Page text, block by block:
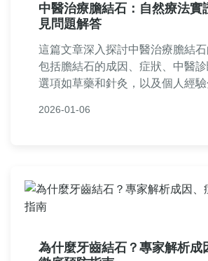
中醫治療膽結石：自然療法實
見問題解答
這篇文章深入探討中醫治療膽結石
包括膽結石的成因、症狀、中醫
選項如草藥和針灸，以及個人經
常見問答，幫助您了解自然療法的
2026-01-06
為什麼牙齒結石？專家解析成